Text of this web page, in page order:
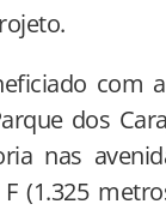
com
dos
nas
(1.325